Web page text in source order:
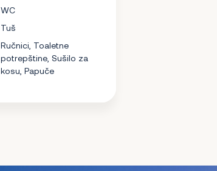
WC
Tuš
Ručnici, Toaletne
potrepštine, Sušilo za
kosu, Papuče